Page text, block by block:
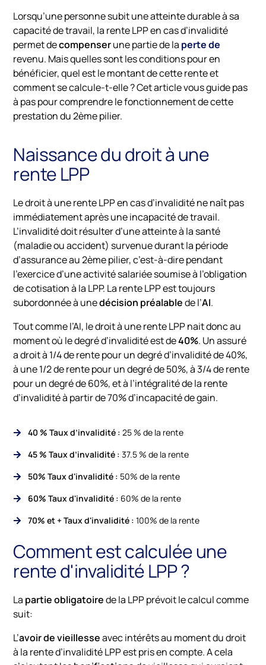
Lorsqu’unepersonnesubituneatteintedurableà sa
capacitédetravail, la renteLPPencasd’invalidité
permetdecompenserunepartiedela pertede
revenu. Maisquellessontlesconditionspouren
bénéficier,quelestlemontantdecetterenteet
commentsecalcule-t-elle ?Cetarticlevousguidepas
à paspourcomprendrelefonctionnementdecette
prestationdu2èmepilier.
Naissance du droit à une
rente LPP
Ledroità unerenteLPPencasd’invaliditénenaîtpas
immédiatementaprèsuneincapacitédetravail.
L’invaliditédoitrésulterd’uneatteinteà la santé
(maladieouaccident) survenuedurantla période
d’assuranceau2èmepilier,c’est-à-dirependant
l’exerciced’uneactivitésalariéesoumiseà l’obligation
decotisationà la LPP. La rente LPP est toujours
subordonnée à unedécision préalablede l’AI.
Tout comme l’AI, le droit à une rente LPP nait donc au
moment où le degré d’invalidité est de40%. Un assuré
a droit à 1/4 de rente pour un degré d’invalidité de 40%,
à une 1/2 de rente pour un degré de 50%, à 3/4 de rente
pour un degré de 60%, et à l’intégralité de la rente
d’invalidité à partir de 70% d’incapacité de gain.
40 % Taux d’invalidité : 25 % de la rente
45 % Taux d’invalidité : 37.5 % de la rente
50% Taux d'invalidité : 50% de la rente
60% Taux d'invalidité : 60% de la rente
70% et + Taux d'invalidité : 100% de la rente
Comment est calculée une
rente d'invalidité LPP ?
La partie obligatoirede la LPP prévoit le calcul comme
suit:
L’avoir de vieillesseavec intérêts au moment du droit
à la rente d’invalidité LPP est pris en compte. A cela